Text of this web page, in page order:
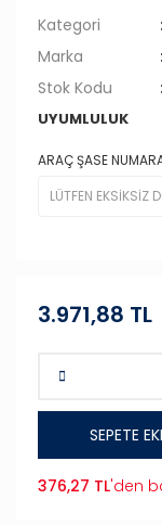
Kategori
Marka
Stok Kodu
UYUMLULUK
ARAÇ ŞASE
3.971,88 TL
SEPETE
376,27 TL'den